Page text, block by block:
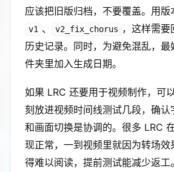
应该把旧版归档，不要覆盖。用版
v1 、 v2_fix_chorus ，这样需
历史记录。同时，为避免混乱，
件夹里加入生成日期。
如果 LRC 还要用于视频制作，可
刻放进视频时间线测试几段，确认
和画面切换是协调的。很多 LRC
现正常，一到视频里就因为转场效
得难以阅读，提前测试能减少返工。